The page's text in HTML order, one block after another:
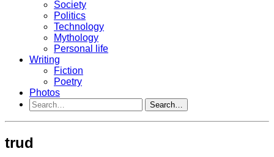
Society
Politics
Technology
Mythology
Personal life
Writing
Fiction
Poetry
Photos
Search…
trud